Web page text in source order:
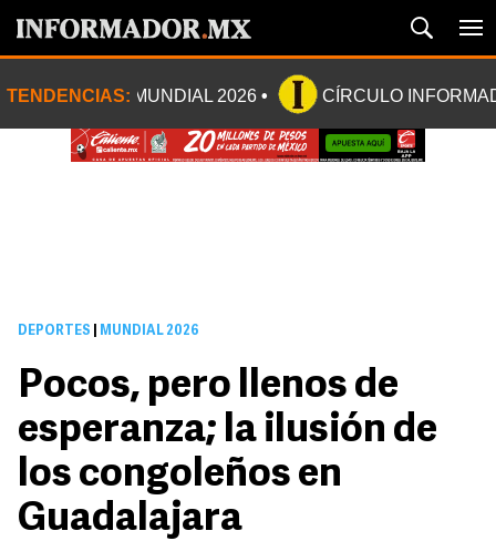
TENDENCIAS: MUNDIAL 2026 CÍRCULO
DEPORTES MUNDIAL 2026
Pocos, pero llenos de
esperanza; la ilusión de
los congoleños en
Guadalajara